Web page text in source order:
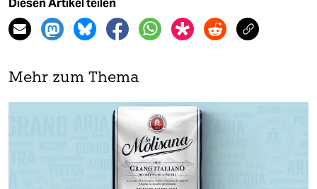
Diesen Artikel teilen
Mehr zum Thema